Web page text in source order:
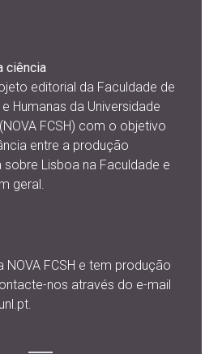
ciência
editorial da Faculdade de
Humanas da Universidade
FCSH) com o objetivo
entre a produção
Lisboa na Faculdade e
geral.
NOVA FCSH e tem produção
nos através do e-mail